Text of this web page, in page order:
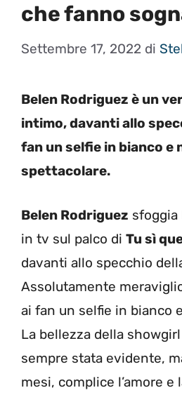
che fanno
Settembre 17, 2022 di
Belen Rodriguez è un
intimo, davanti allo
fan un selfie in bianco e
spettacolare.
Belen Rodriguez sfoggia
in tv sul palco di Tu sì
davanti allo specchio
Assolutamente
ai fan un selfie in bianco
La bellezza della
sempre stata evidente,
mesi, complice l’amore e